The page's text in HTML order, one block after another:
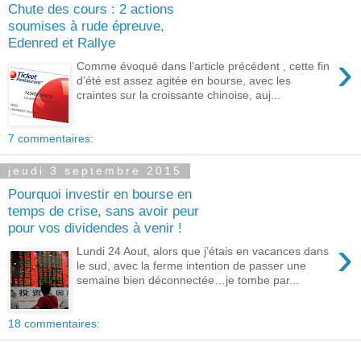
Chute des cours : 2 actions
soumises à rude épreuve,
Edenred et Rallye
›
Comme évoqué dans l’article précédent , cette fin
d’été est assez agitée en bourse, avec les
craintes sur la croissante chinoise, auj...
7 commentaires:
jeudi 3 septembre 2015
Pourquoi investir en bourse en
temps de crise, sans avoir peur
pour vos dividendes à venir !
›
Lundi 24 Aout, alors que j’étais en vacances dans
le sud, avec la ferme intention de passer une
semaine bien déconnectée…je tombe par...
18 commentaires: